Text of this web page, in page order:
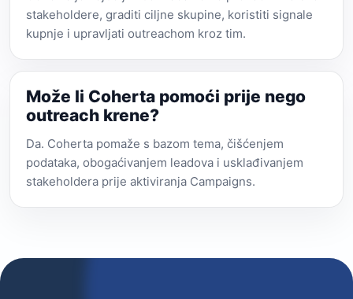
stakeholdere, graditi ciljne skupine, koristiti signale
kupnje i upravljati outreachom kroz tim.
Može li Coherta pomoći prije nego
outreach krene?
Da. Coherta pomaže s bazom tema, čišćenjem
podataka, obogaćivanjem leadova i usklađivanjem
stakeholdera prije aktiviranja Campaigns.